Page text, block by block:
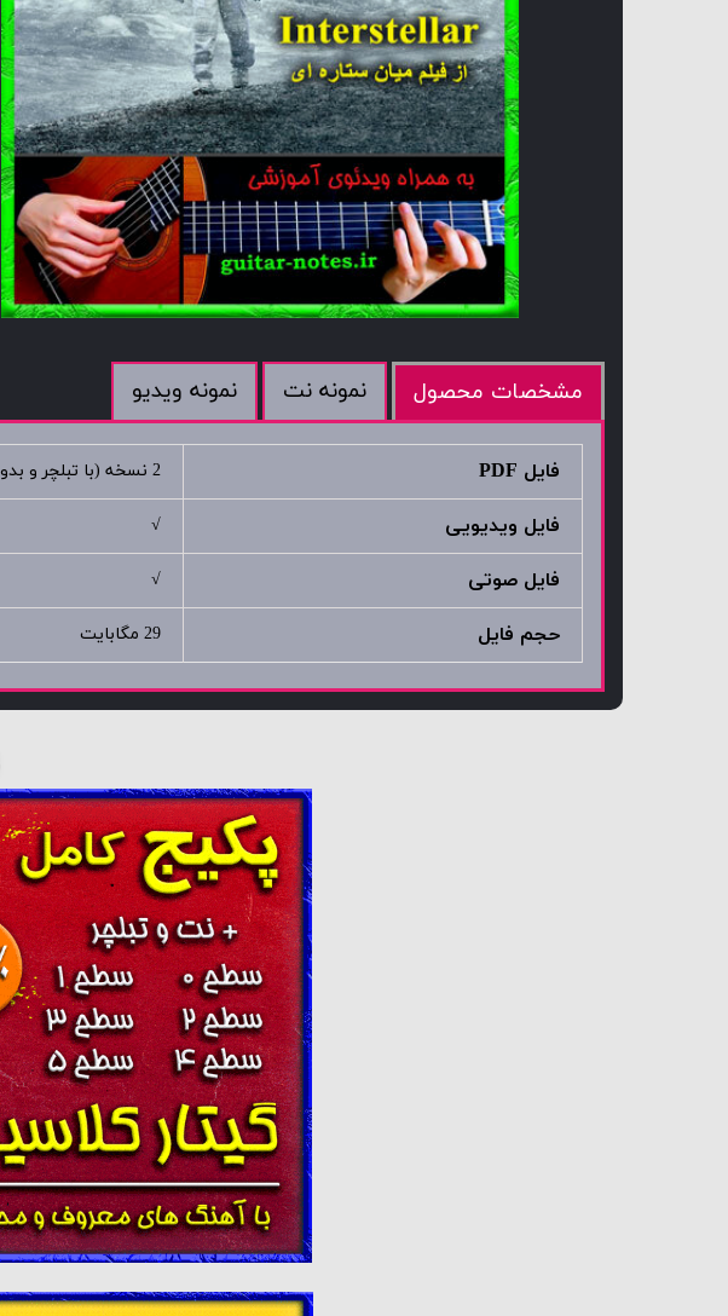
مشخصات محصول نمونه نت نمونه ویدیو
فایل PDF 2 نسخه (با تبلچر و بدون تبلچر)
فایل ویدیویی √
فایل صوتی √
حجم فایل 29 مگابایت